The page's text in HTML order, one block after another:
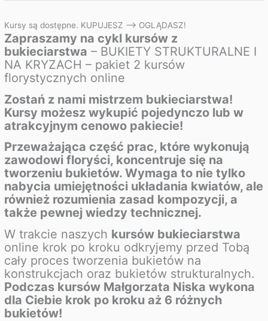
Kursy są dostępne. KUPUJESZ –> OGLĄDASZ!
Zapraszamy na cykl kursów z
bukieciarstwa – BUKIETY STRUKTURALNE I
NA KRYZACH – pakiet 2 kursów
florystycznych online
Zostań z nami mistrzem bukieciarstwa!
Kursy możesz wykupić pojedynczo lub w
atrakcyjnym cenowo pakiecie!
Przeważająca część prac, które wykonują
zawodowi floryści, koncentruje się na
tworzeniu bukietów. Wymaga to nie tylko
nabycia umiejętności układania kwiatów, ale
również rozumienia zasad kompozycji, a
także pewnej wiedzy technicznej.
W trakcie naszych kursów bukieciarstwa
online krok po kroku odkryjemy przed Tobą
cały proces tworzenia bukietów na
konstrukcjach oraz bukietów strukturalnych.
Podczas kursów Małgorzata Niska wykona
dla Ciebie krok po kroku aż 6 różnych
bukietów!